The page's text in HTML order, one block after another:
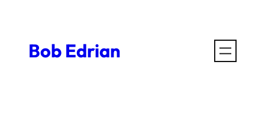
contentBob Edrian